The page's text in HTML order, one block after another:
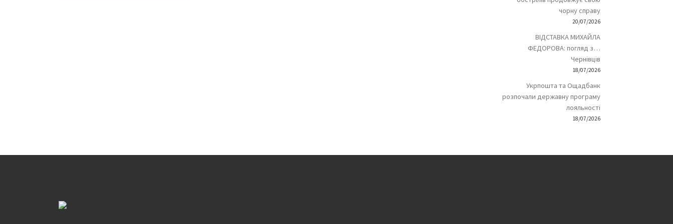
чорну справу
20/07/2026
ВІДСТАВКА МИХАЙЛА
ФЕДОРОВА: погляд з…
Чернівців
18/07/2026
Укрпошта та Ощадбанк
розпочали державну програму
лояльності
18/07/2026